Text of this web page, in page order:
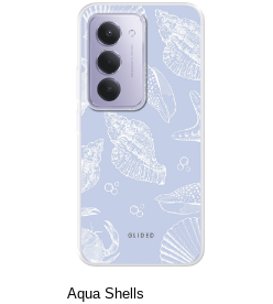
Aqua Shells